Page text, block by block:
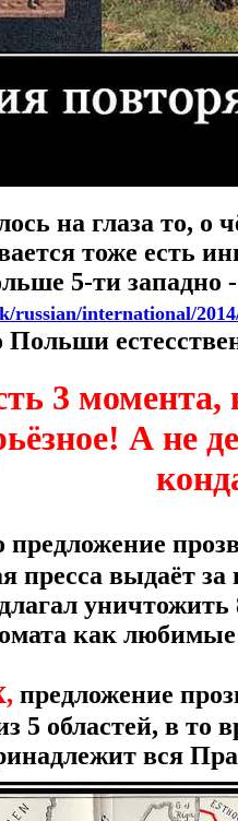
на глаза то,
тоже есть
5-ти западно
russian/international/
Польши
3
А не
предложение
пресса выдаёт
как любимые
, предложение
5 областей, в
вся